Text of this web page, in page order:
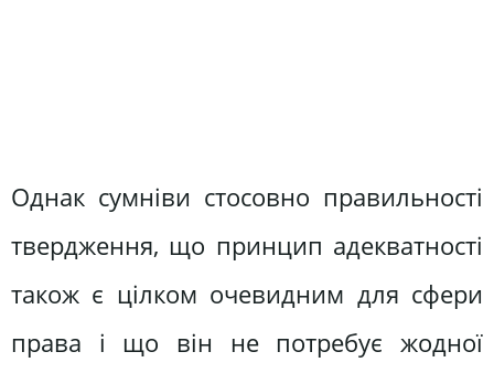
Однак сумніви стосовно правильності
твердження, що принцип адекватності
також є цілком очевидним для сфери
права і що він не потребує жодної